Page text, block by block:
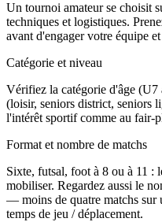
Un tournoi amateur se choisit
techniques et logistiques.
avant d'engager votre équipe
Catégorie et niveau
Vérifiez la catégorie d'âge (U7
(loisir, seniors district, seniors
l'intérêt sportif comme au fair-
Format et nombre de matchs
Sixte, futsal, foot à 8 ou à 11 :
mobiliser. Regardez aussi le
— moins de quatre matchs sur
temps de jeu / déplacement.